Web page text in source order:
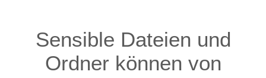
Sensible Dateien und
Ordner können von